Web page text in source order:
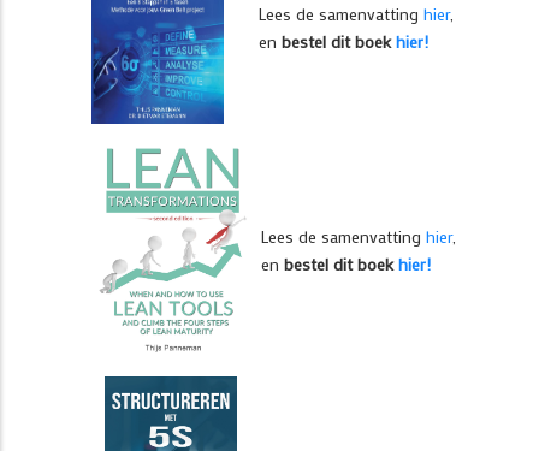
Lees de samenvatting hier,
en bestel dit boekhier!
Lees de samenvatting hier,
en bestel dit boekhier!